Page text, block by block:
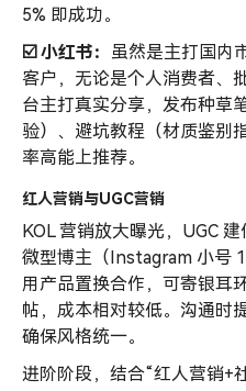
5% 即成功。
☑️ 小红书： 虽然是主打国内
客户，无论是个人消费者、
台主打真实分享，发布种草
验）、避坑教程（材质鉴别
率高能上推荐。
红人营销与UGC营销
KOL 营销放大曝光，UGC
微型博主（Instagram 小号
用产品置换合作，可寄银耳
帖，成本相对较低。沟通时
确保风格统一。
进阶阶段，结合“红人营销+